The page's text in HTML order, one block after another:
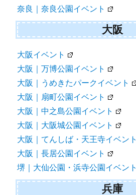
奈良｜奈良公園イベント
大阪
大阪イベント
大阪｜万博公園イベント
大阪｜うめきたパークイベント
大阪｜扇町公園イベント
大阪｜中之島公園イベント
大阪｜大阪城公園イベント
大阪｜てんしば・天王寺イベント
大阪｜長居公園イベント
堺｜大仙公園・浜寺公園イベント
兵庫